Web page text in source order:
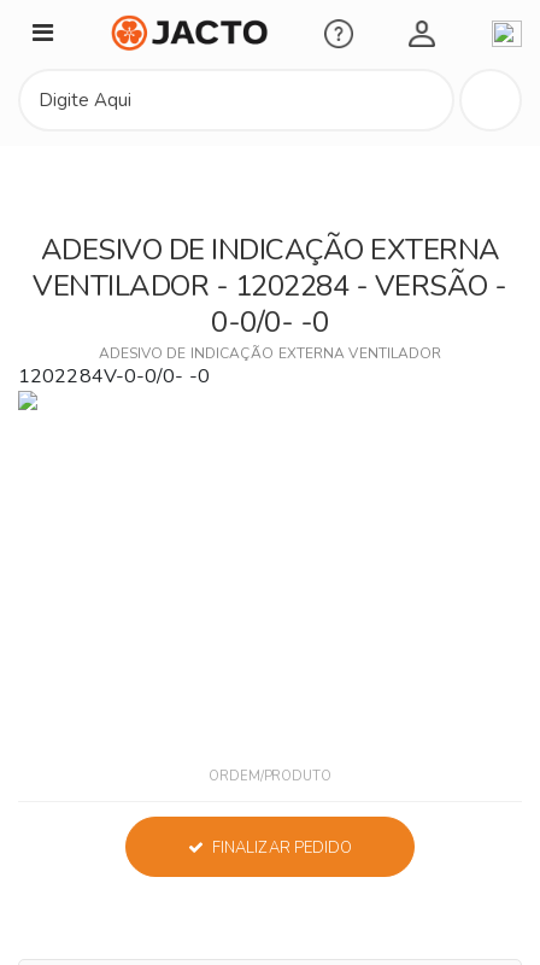
Minha Conta
ADESIVO DE INDICAÇÃO EXTERNA
VENTILADOR - 1202284 - VERSÃO -
0-0/0- -0
ADESIVO DE INDICAÇÃO EXTERNA VENTILADOR
1202284V-0-0/0- -0
ORDEM/PRODUTO
FINALIZAR PEDIDO